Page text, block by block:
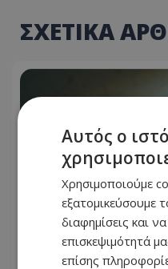
ΣΧΕΤΙΚΑ
Αυτός ο
Χρησιμοποιούμε
εξατομικεύσουμε
διαφημίσεις και
επισκεψιμότητά
επίσης